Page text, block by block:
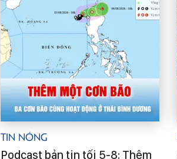
Tin Nóng
Podcast bản tin tối 5-8: Thêm